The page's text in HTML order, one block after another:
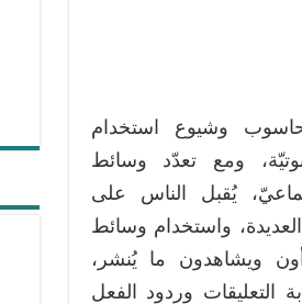
وشيوع استخدام
ومع تعدّد وسائط
يُقبل الناس على
العديدة، واستخدام وسائط
ويشاهدون ما يُنشر،
التعليقات وردود الفعل